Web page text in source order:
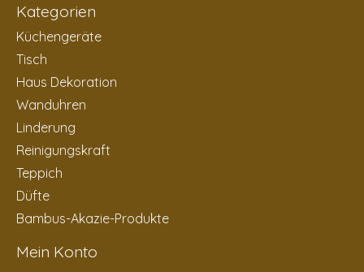
Kategorien
Küchengeräte
Tisch
Haus Dekoration
Wanduhren
Linderung
Reinigungskraft
Teppich
Düfte
Bambus-Akazie-Produkte
Mein Konto